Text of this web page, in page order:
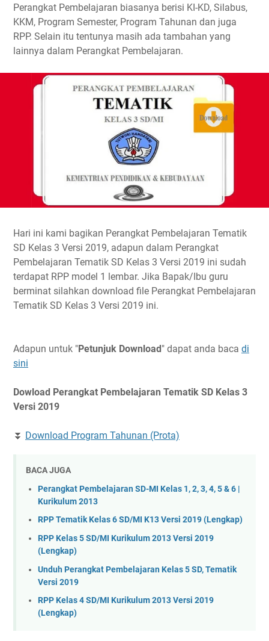
Perangkat Pembelajaran biasanya berisi KI-KD, Silabus,
KKM, Program Semester, Program Tahunan dan juga
RPP. Selain itu tentunya masih ada tambahan yang
lainnya dalam Perangkat Pembelajaran.
Hari ini kami bagikan Perangkat Pembelajaran Tematik
SD Kelas 3 Versi 2019, adapun dalam Perangkat
Pembelajaran Tematik SD Kelas 3 Versi 2019 ini sudah
terdapat RPP model 1 lembar. Jika Bapak/Ibu guru
berminat silahkan download file Perangkat Pembelajaran
Tematik SD Kelas 3 Versi 2019 ini.
Adapun untuk "Petunjuk Download" dapat anda baca di
sini
Dowload Perangkat Pembelajaran Tematik SD Kelas 3
Versi 2019
⏬ Download Program Tahunan (Prota)
BACA JUGA
Perangkat Pembelajaran SD-MI Kelas 1, 2, 3, 4, 5 & 6 |
Kurikulum 2013
RPP Tematik Kelas 6 SD/MI K13 Versi 2019 (Lengkap)
RPP Kelas 5 SD/MI Kurikulum 2013 Versi 2019
(Lengkap)
Unduh Perangkat Pembelajaran Kelas 5 SD, Tematik
Versi 2019
RPP Kelas 4 SD/MI Kurikulum 2013 Versi 2019
(Lengkap)